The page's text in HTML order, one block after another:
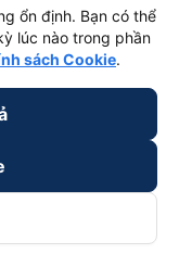
keyboard_arrow_down
ổn định. Bạn có thể
lúc nào trong phần
sách Cookie.